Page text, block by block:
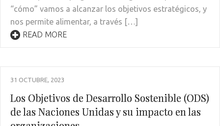
“cómo” vamos a alcanzar los objetivos estratégicos, y
nos permite alimentar, a través […]
READ MORE
31 OCTUBRE, 2023
Los Objetivos de Desarrollo Sostenible (ODS)
de las Naciones Unidas y su impacto en las